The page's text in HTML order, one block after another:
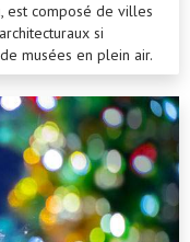
est composé de villes
si
musées en plein air.
totalement avec
- faisant ainsi de
découvrir toutes les
nous soutenons les
et la tradition
la vie moderne en
avec une famille
heureuse de